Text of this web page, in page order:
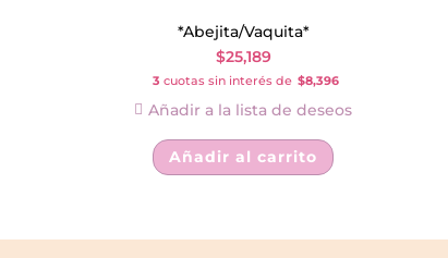
*Abejita/Vaquita*
$25,189
3 cuotas sin interés de $8,396
Añadir a la lista de deseos
Añadir al carrito